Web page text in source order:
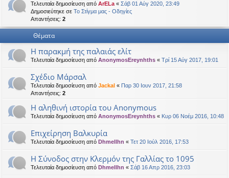
εις
Τελευταία δημοσίευση από ArELa « Σάβ 01 Αύγ 2020, 23:49
Δημοσιεύτηκε σε Το Στίγμα μας - Οδηγίες
Απαντήσεις: 2
Θέματα
Η παρακμή της παλαιάς ελίτ
Τελευταία δημοσίευση από AnonymosEreynhths « Τρί 15 Αύγ 2017, 19:01
Σχέδιο Μάρσαλ
Τελευταία δημοσίευση από Jackal « Παρ 30 Ιουν 2017, 21:58
Απαντήσεις: 2
Η αληθινή ιστορία του Anonymous
Τελευταία δημοσίευση από AnonymosEreynhths « Κυρ 06 Νοέμ 2016, 10:48
Επιχείρηση Βαλκυρία
Τελευταία δημοσίευση από Dhmellhn « Τετ 20 Ιούλ 2016, 17:53
Η Σύνοδος στην Κλερμόν της Γαλλίας το 1095
Τελευταία δημοσίευση από Dhmellhn « Σάβ 16 Απρ 2016, 23:03